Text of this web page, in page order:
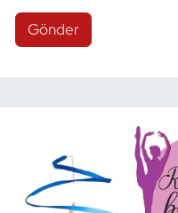
Gönder